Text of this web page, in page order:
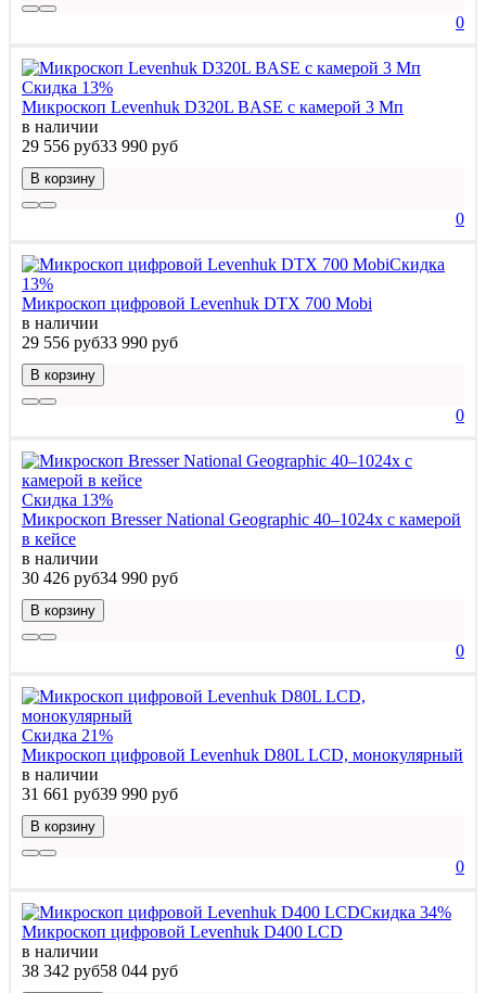
0
Скидка 13%
Микроскоп Levenhuk D320L BASE с камерой 3 Мп
в наличии
29 556 руб33 990 руб
В корзину
0
Скидка
13%
Микроскоп цифровой Levenhuk DTX 700 Mobi
в наличии
29 556 руб33 990 руб
В корзину
0
Скидка 13%
Микроскоп Bresser National Geographic 40–1024x с камерой
в кейсе
в наличии
30 426 руб34 990 руб
В корзину
0
Скидка 21%
Микроскоп цифровой Levenhuk D80L LCD, монокулярный
в наличии
31 661 руб39 990 руб
В корзину
0
Скидка 34%
Микроскоп цифровой Levenhuk D400 LCD
в наличии
38 342 руб58 044 руб